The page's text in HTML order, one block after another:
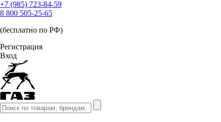
+7 (985) 723-84-59
8 800 505-25-65
(бесплатно по РФ)
Регистрация
Вход